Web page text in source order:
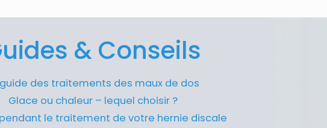
& Conseils
des traitements des maux de dos
Glace ou chaleur – lequel choisir ?
le traitement de votre hernie discale